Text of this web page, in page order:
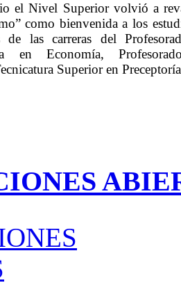
el Nivel Superior volvió a
como bienvenida a los
las carreras del
en Economía,
Superior en